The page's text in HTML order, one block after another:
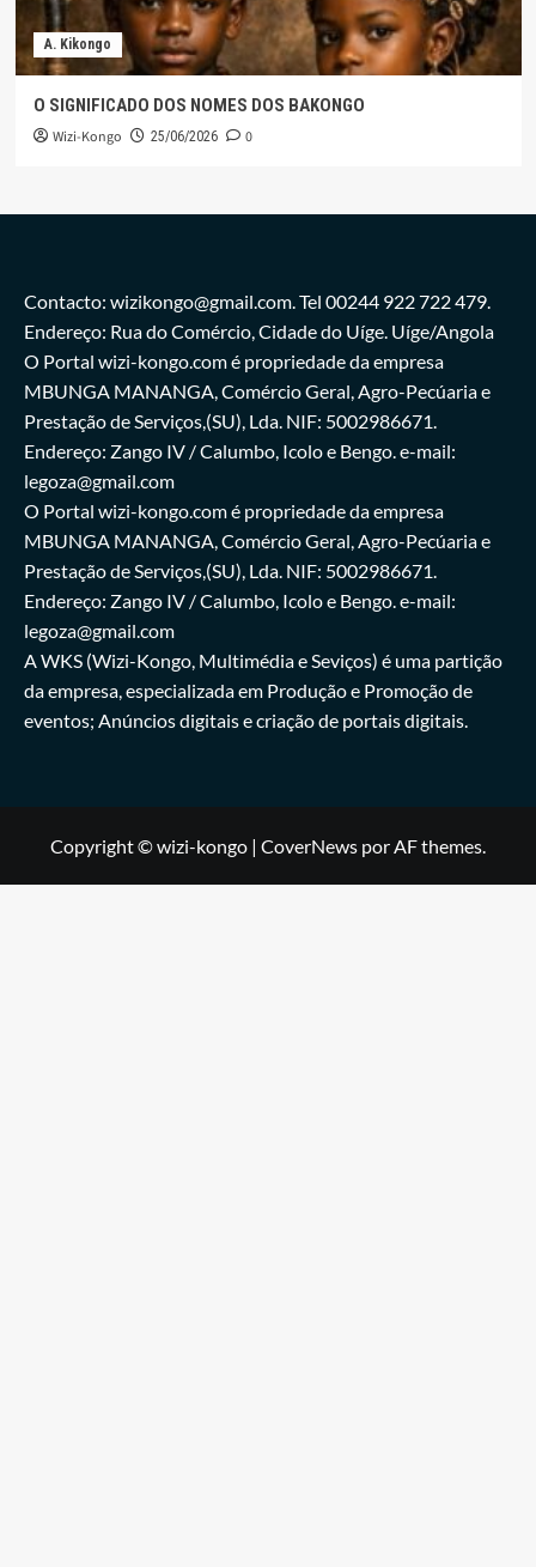
A. Kikongo
O SIGNIFICADO DOS NOMES DOS BAKONGO
Wizi-Kongo 25/06/2026 0
Contacto: wizikongo@gmail.com. Tel 00244 922 722 479.
Endereço: Rua do Comércio, Cidade do Uíge. Uíge/Angola
O Portal wizi-kongo.com é propriedade da empresa
MBUNGA MANANGA, Comércio Geral, Agro-Pecúaria e
Prestação de Serviços,(SU), Lda. NIF: 5002986671.
Endereço: Zango IV / Calumbo, Icolo e Bengo. e-mail:
legoza@gmail.com
O Portal wizi-kongo.com é propriedade da empresa
MBUNGA MANANGA, Comércio Geral, Agro-Pecúaria e
Prestação de Serviços,(SU), Lda. NIF: 5002986671.
Endereço: Zango IV / Calumbo, Icolo e Bengo. e-mail:
legoza@gmail.com
A WKS (Wizi-Kongo, Multimédia e Seviços) é uma partição
da empresa, especializada em Produção e Promoção de
eventos; Anúncios digitais e criação de portais digitais.
Copyright © wizi-kongo | CoverNews por AF themes.